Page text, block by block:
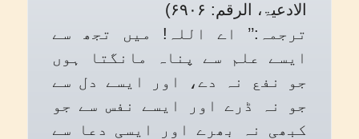
الادعیۃ، الرقم: ۶۹۰۶)
ترجمہ:’’ اے اللہ! میں تجھ سے
ایسے علم سے پناہ مانگتا ہوں
جو نفع نہ دے، اور ایسے دل سے
جو نہ ڈرے اور ایسے نفس سے جو
کبھی نہ بھرے اور ایسی دعا سے